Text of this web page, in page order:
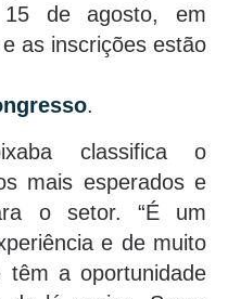
de agosto, em
as inscrições estão
.
classifica o
mais esperados e
o setor. “É um
e de muito
têm a oportunidade